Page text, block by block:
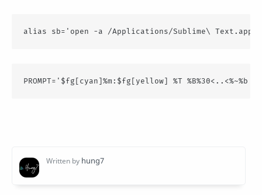
alias sb='open -a /Applications/Sublime\ Text.app'
PROMPT='$fg[cyan]%m:$fg[yellow] %T